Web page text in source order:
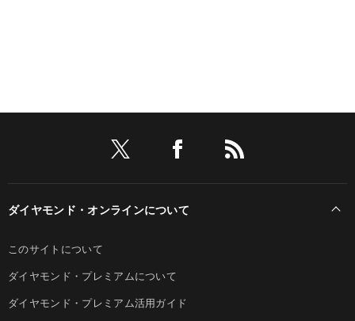
ダイヤモンド・オンラインについて
このサイトについて
ダイヤモンド・プレミアムについて
ダイヤモンド・プレミアム活用ガイド